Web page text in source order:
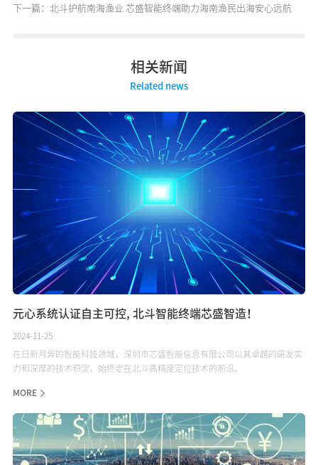
下一篇：北斗护航南海渔业 芯盛智能终端助力海南渔民出海安心远航
相关新闻
Related news
元心系统认证自主可控, 北斗智能终端芯盛智造！
2024-11-25
在日新月异的智能科技领域，深圳市芯盛智能信息有限公司以其卓越的研发实
力和深厚的技术积淀，始终走在北斗高精度定位技术的前沿。
MORE